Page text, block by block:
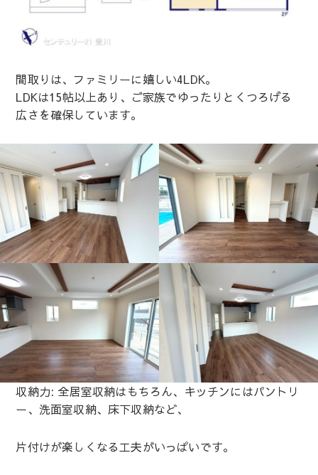
間取りは、ファミリーに嬉しい4LDK。
LDKは15帖以上あり、ご家族でゆったりとくつろげる
広さを確保しています。
収納力: 全居室収納はもちろん、キッチンにはパントリ
ー、洗面室収納、床下収納など、
片付けが楽しくなる工夫がいっぱいです。